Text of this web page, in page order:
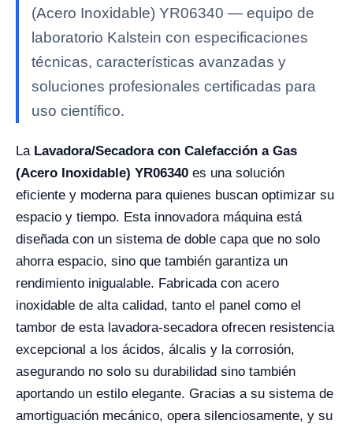
(Acero Inoxidable) YR06340 — equipo de
laboratorio Kalstein con especificaciones
técnicas, características avanzadas y
soluciones profesionales certificadas para
uso científico.
La Lavadora/Secadora con Calefacción a Gas
(Acero Inoxidable) YR06340 es una solución
eficiente y moderna para quienes buscan optimizar su
espacio y tiempo. Esta innovadora máquina está
diseñada con un sistema de doble capa que no solo
ahorra espacio, sino que también garantiza un
rendimiento inigualable. Fabricada con acero
inoxidable de alta calidad, tanto el panel como el
tambor de esta lavadora-secadora ofrecen resistencia
excepcional a los ácidos, álcalis y la corrosión,
asegurando no solo su durabilidad sino también
aportando un estilo elegante. Gracias a su sistema de
amortiguación mecánico, opera silenciosamente, y su